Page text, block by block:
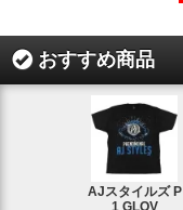
おすすめ商品
AJスタイルズ P